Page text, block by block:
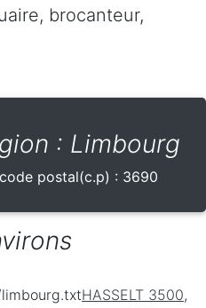
brocanteur,
: Limbourg
postal(c.p) : 3690
HASSELT 3500,